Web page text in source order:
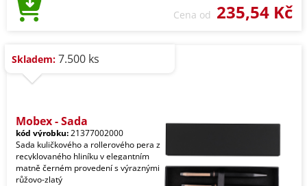
Cena od 235,54 Kč
Skladem: 7.500 ks
Mobex - Sada
kód výrobku:21377002000
Sada kuličkového a rollerového pera z
recyklovaného hliníku v elegantním
matně černém provedení s výraznými
růžovo-zlatý